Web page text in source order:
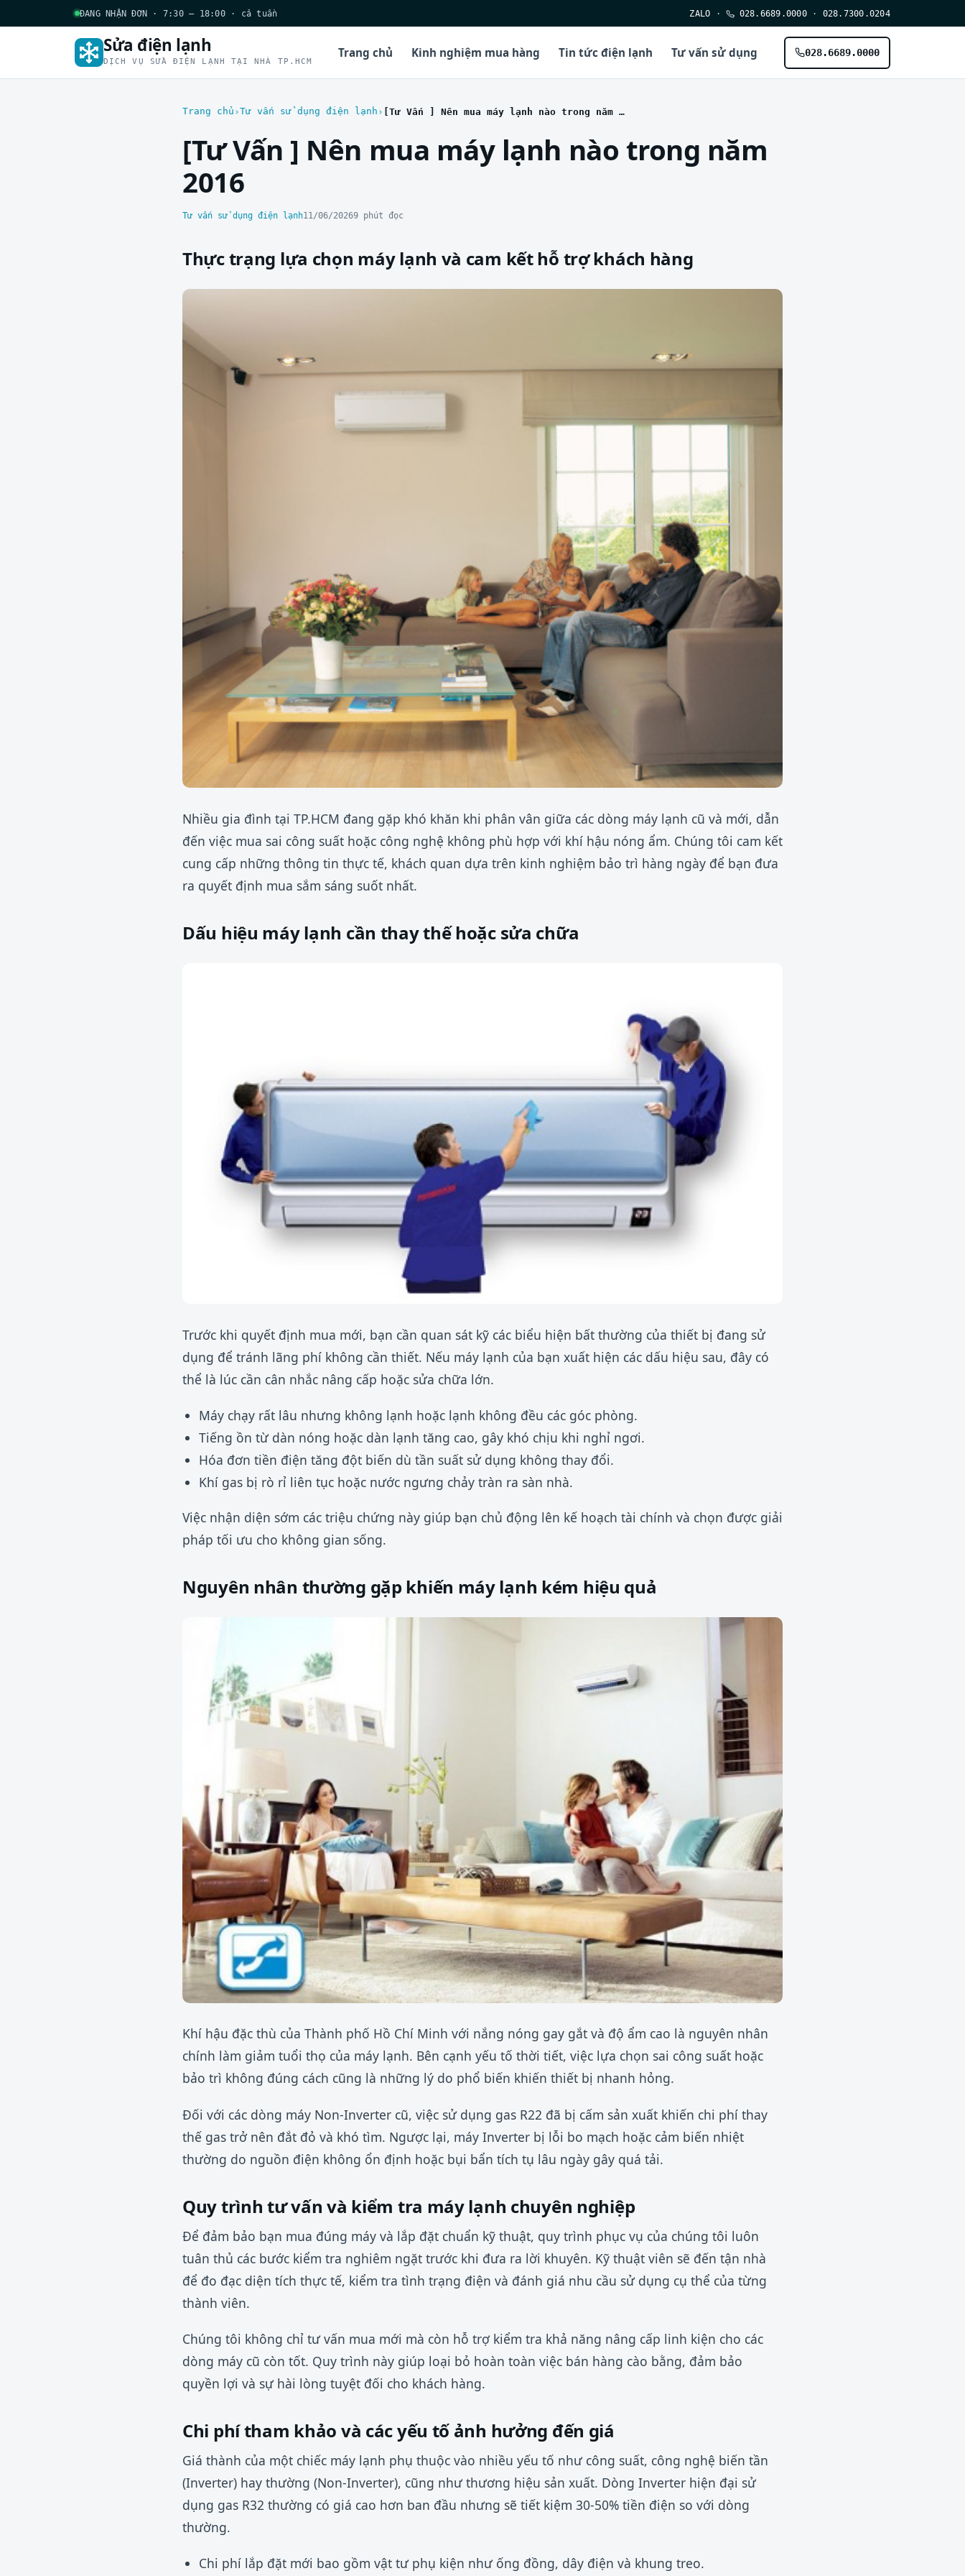
ĐANG NHẬN ĐƠN · 7:30 – 18:00 · cả tuần ZALO · 028.6689.0000 · 028.7300.0204
Sửa điện lạnh
DỊCH VỤ SỬA ĐIỆN LẠNH TẠI NHÀ TP.HCM
Trang chủ Kinh nghiệm mua hàng Tin tức điện lạnh Tư vấn sử dụng 028.6689.0000
Trang chủ Tư vấn sử dụng điện lạnh [Tư Vấn ] Nên mua máy lạnh nào trong năm 2016
[Tư Vấn ] Nên mua máy lạnh nào trong năm
2016
Tư vấn sử dụng điện lạnh11/06/20269 phút đọc
Thực trạng lựa chọn máy lạnh và cam kết hỗ trợ khách hàng
Nhiều gia đình tại TP.HCM đang gặp khó khăn khi phân vân giữa các dòng máy lạnh cũ và mới, dẫn
đến việc mua sai công suất hoặc công nghệ không phù hợp với khí hậu nóng ẩm. Chúng tôi cam kết
cung cấp những thông tin thực tế, khách quan dựa trên kinh nghiệm bảo trì hàng ngày để bạn đưa
ra quyết định mua sắm sáng suốt nhất.
Dấu hiệu máy lạnh cần thay thế hoặc sửa chữa
Trước khi quyết định mua mới, bạn cần quan sát kỹ các biểu hiện bất thường của thiết bị đang sử
dụng để tránh lãng phí không cần thiết. Nếu máy lạnh của bạn xuất hiện các dấu hiệu sau, đây có
thể là lúc cần cân nhắc nâng cấp hoặc sửa chữa lớn.
Máy chạy rất lâu nhưng không lạnh hoặc lạnh không đều các góc phòng.
Tiếng ồn từ dàn nóng hoặc dàn lạnh tăng cao, gây khó chịu khi nghỉ ngơi.
Hóa đơn tiền điện tăng đột biến dù tần suất sử dụng không thay đổi.
Khí gas bị rò rỉ liên tục hoặc nước ngưng chảy tràn ra sàn nhà.
Việc nhận diện sớm các triệu chứng này giúp bạn chủ động lên kế hoạch tài chính và chọn được giải
pháp tối ưu cho không gian sống.
Nguyên nhân thường gặp khiến máy lạnh kém hiệu quả
Khí hậu đặc thù của Thành phố Hồ Chí Minh với nắng nóng gay gắt và độ ẩm cao là nguyên nhân
chính làm giảm tuổi thọ của máy lạnh. Bên cạnh yếu tố thời tiết, việc lựa chọn sai công suất hoặc
bảo trì không đúng cách cũng là những lý do phổ biến khiến thiết bị nhanh hỏng.
Đối với các dòng máy Non-Inverter cũ, việc sử dụng gas R22 đã bị cấm sản xuất khiến chi phí thay
thế gas trở nên đắt đỏ và khó tìm. Ngược lại, máy Inverter bị lỗi bo mạch hoặc cảm biến nhiệt
thường do nguồn điện không ổn định hoặc bụi bẩn tích tụ lâu ngày gây quá tải.
Quy trình tư vấn và kiểm tra máy lạnh chuyên nghiệp
Để đảm bảo bạn mua đúng máy và lắp đặt chuẩn kỹ thuật, quy trình phục vụ của chúng tôi luôn
tuân thủ các bước kiểm tra nghiêm ngặt trước khi đưa ra lời khuyên. Kỹ thuật viên sẽ đến tận nhà
để đo đạc diện tích thực tế, kiểm tra tình trạng điện và đánh giá nhu cầu sử dụng cụ thể của từng
thành viên.
Chúng tôi không chỉ tư vấn mua mới mà còn hỗ trợ kiểm tra khả năng nâng cấp linh kiện cho các
dòng máy cũ còn tốt. Quy trình này giúp loại bỏ hoàn toàn việc bán hàng cào bằng, đảm bảo
quyền lợi và sự hài lòng tuyệt đối cho khách hàng.
Chi phí tham khảo và các yếu tố ảnh hưởng đến giá
Giá thành của một chiếc máy lạnh phụ thuộc vào nhiều yếu tố như công suất, công nghệ biến tần
(Inverter) hay thường (Non-Inverter), cũng như thương hiệu sản xuất. Dòng Inverter hiện đại sử
dụng gas R32 thường có giá cao hơn ban đầu nhưng sẽ tiết kiệm 30-50% tiền điện so với dòng
thường.
Chi phí lắp đặt mới bao gồm vật tư phụ kiện như ống đồng, dây điện và khung treo.